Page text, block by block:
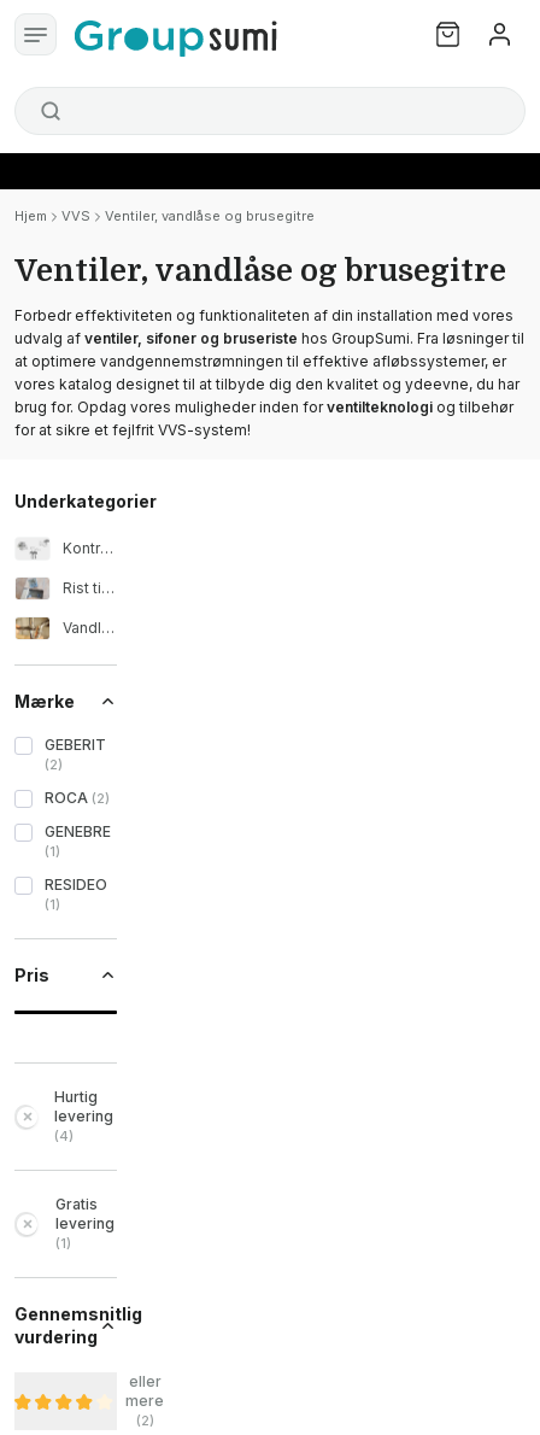
Hjem VVS Ventiler, vandlåse og brusegitre
Ventiler, vandlåse og brusegitre
Forbedr effektiviteten og funktionaliteten af din installation med vores
udvalg af ventiler, sifoner og bruseriste hos GroupSumi. Fra løsninger til
at optimere vandgennemstrømningen til effektive afløbssystemer, er
vores katalog designet til at tilbyde dig den kvalitet og ydeevne, du har
brug for. Opdag vores muligheder inden forventilteknologi og tilbehør
for at sikre et fejlfrit VVS-system!
Underkategorier
Kontraventil og afløb
Rist til brusebad
Vandlås
Mærke
GEBERIT
(2)
ROCA (2)
GENEBRE
(1)
RESIDEO
(1)
Pris
Hurtig
levering
(4)
Gratis
levering
(1)
Gennemsnitlig
vurdering
eller
mere
(2)